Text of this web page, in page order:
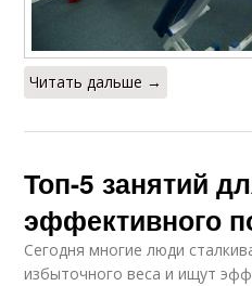
Читать дальше →
Топ-5 занятий
эффективного
Сегодня многие люди
избыточного веса и ищут